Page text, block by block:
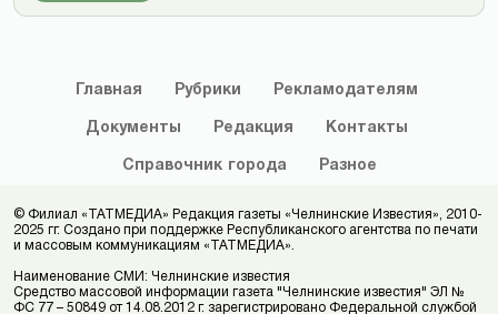
Главная Рубрики Рекламодателям
Документы Редакция Контакты
Справочник города Разное
© Филиал «ТАТМЕДИА» Редакция газеты «Челнинские Известия», 2010-
2025 гг. Создано при поддержке Республиканского агентства по печати
и массовым коммуникациям «ТАТМЕДИА».
Наименование СМИ: Челнинские известия
Средство массовой информации газета "Челнинские известия" ЭЛ №
ФС 77 – 50849 от 14.08.2012 г. зарегистрировано Федеральной службой